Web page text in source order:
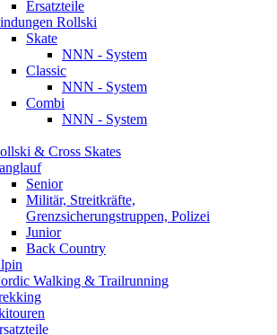
Ersatzteile
Rollski
Skate
NNN - System
Classic
NNN - System
Combi
NNN - System
& Cross Skates
Senior
Militär, Streitkräfte,
Grenzsicherungstruppen, Polizei
Junior
Back Country
Walking & Trailrunning